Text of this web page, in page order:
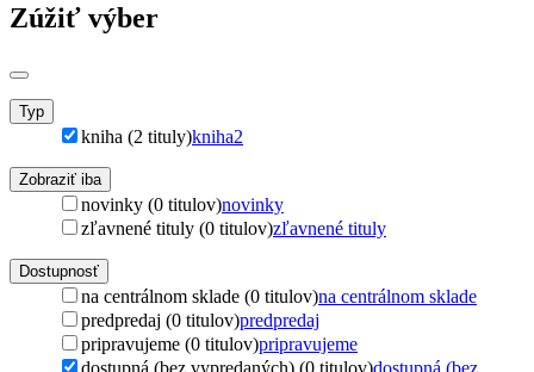
Zúžiť výber
Typ
kniha (2 tituly)kniha2
Zobraziť iba
novinky (0 titulov)novinky
zľavnené tituly (0 titulov)zľavnené tituly
Dostupnosť
na centrálnom sklade (0 titulov)na centrálnom sklade
predpredaj (0 titulov)predpredaj
pripravujeme (0 titulov)pripravujeme
dostupná (bez vypredaných) (0 titulov)dostupná (bez